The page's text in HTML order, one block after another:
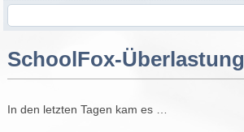
SchoolFox-Überlastung
In den letzten Tagen kam es …